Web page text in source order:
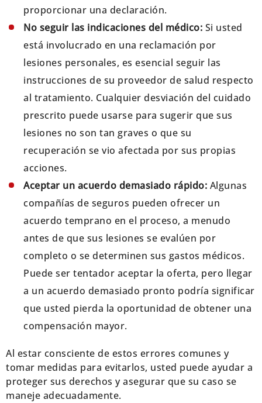
proporcionar una declaración.
No seguir las indicaciones del médico: Si usted
está involucrado en una reclamación por
lesiones personales, es esencial seguir las
instrucciones de su proveedor de salud respecto
al tratamiento. Cualquier desviación del cuidado
prescrito puede usarse para sugerir que sus
lesiones no son tan graves o que su
recuperación se vio afectada por sus propias
acciones.
Aceptar un acuerdo demasiado rápido: Algunas
compañías de seguros pueden ofrecer un
acuerdo temprano en el proceso, a menudo
antes de que sus lesiones se evalúen por
completo o se determinen sus gastos médicos.
Puede ser tentador aceptar la oferta, pero llegar
a un acuerdo demasiado pronto podría significar
que usted pierda la oportunidad de obtener una
compensación mayor.
Al estar consciente de estos errores comunes y
tomar medidas para evitarlos, usted puede ayudar a
proteger sus derechos y asegurar que su caso se
maneje adecuadamente.